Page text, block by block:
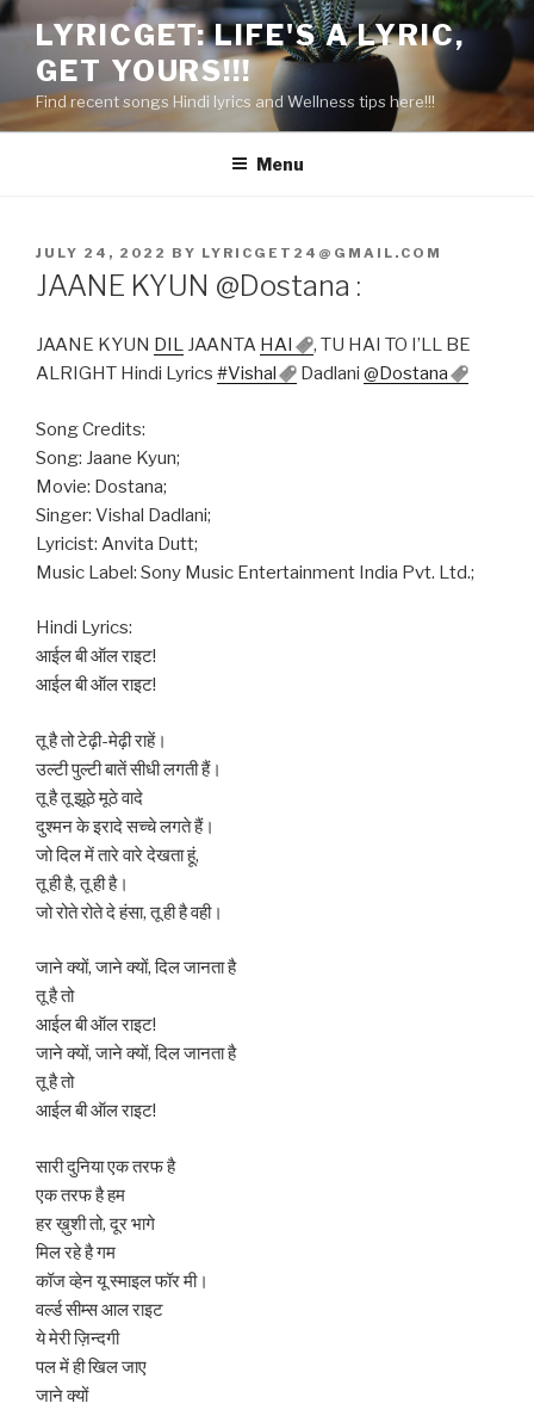
Skip
content
LYRICGET: LIFE'S A LYRIC,
GET YOURS!!!
Find recent songs Hindi lyrics and Wellness tips here!!!
Menu
POSTED
ON
JULY 24, 2022 BY LYRICGET24@GMAIL.COM
JAANE KYUN @Dostana :
JAANE KYUN DIL JAANTA HAI
, TU HAI TO I’LL BE
ALRIGHT Hindi Lyrics #Vishal Dadlani @Dostana
Song Credits:
Song: Jaane Kyun;
Movie: Dostana;
Singer: Vishal Dadlani;
Lyricist: Anvita Dutt;
Music Label: Sony Music Entertainment India Pvt. Ltd.;
Hindi Lyrics:
आईल बी ऑल राइट!
आईल बी ऑल राइट!
तू है तो टेढ़ी-मेढ़ी राहें।
उल्टी पुल्टी बातें सीधी लगती हैं।
तू है तू झूठे मूठे वादे
दुश्मन के इरादे सच्चे लगते हैं।
जो दिल में तारे वारे देखता हूं,
तू ही है, तू ही है।
जो रोते रोते दे हंसा, तू ही है वही।
जाने क्यों, जाने क्यों, दिल जानता है
तू है तो
आईल बी ऑल राइट!
जाने क्यों, जाने क्यों, दिल जानता है
तू है तो
आईल बी ऑल राइट!
सारी दुनिया एक तरफ है
एक तरफ है हम
हर ख़ुशी तो, दूर भागे
मिल रहे है गम
कॉज व्हेन यू स्माइल फॉर मी।
वर्ल्ड सीम्स आल राइट
ये मेरी ज़िन्दगी
पल में ही खिल जाए
जाने क्यों